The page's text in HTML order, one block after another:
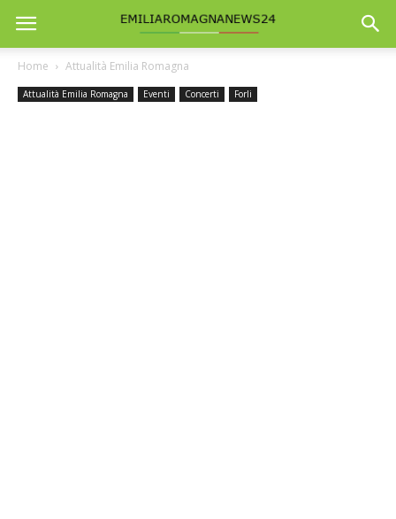
Home Attualità Emilia Romagna
Attualità Emilia Romagna Eventi Concerti Forli